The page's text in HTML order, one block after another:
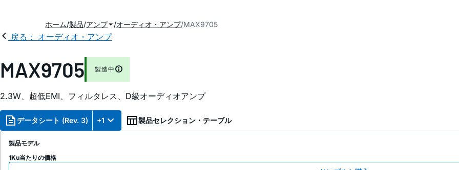
ホーム 製品 アンプ オーディオ・アンプ MAX9705
戻る： オーディオ・アンプ
MAX9705 製造中
2.3W、超低EMI、フィルタレス、D級オーディオアンプ
データシート (Rev. 3) +1 製品セレクション・テーブル
製品モデル
1Ku当たりの価格